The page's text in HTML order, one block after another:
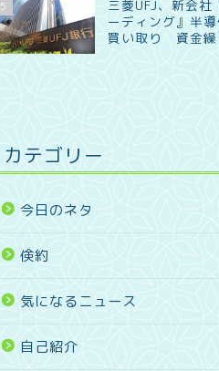
5
三菱UFJ、新会社
ーディング』半
買い取り 資金繰
カテゴリー
今日のネタ
倹約
気になるニュース
自己紹介